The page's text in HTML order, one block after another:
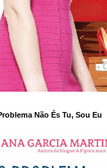
Não És Tu, Sou Eu